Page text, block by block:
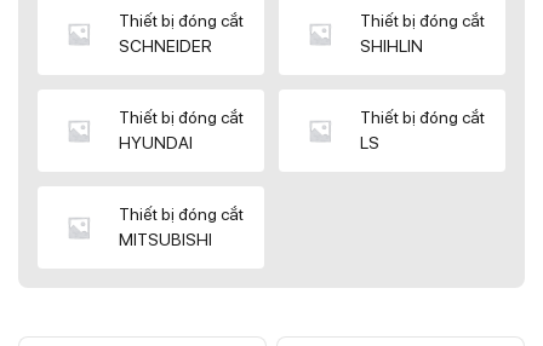
Thiết bị đóng cắt
SCHNEIDER
Thiết bị đóng cắt
SHIHLIN
Thiết bị đóng cắt
HYUNDAI
Thiết bị đóng cắt
LS
Thiết bị đóng cắt
MITSUBISHI